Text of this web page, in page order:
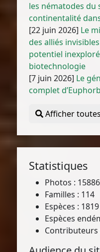
les nématodes du
continentalité
[22 juin 2026] Le
des alliés
potentiel
biotechnologie
[7 juin 2026] Le
complet
Afficher
Statistiques
Photos : 15886
Familles : 114
Espèces : 1819
Espèces
Contributeurs